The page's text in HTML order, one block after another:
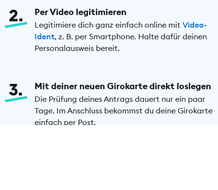
2 Per Video legitimieren
Legitimiere dich ganz einfach online mit Video-
Ident, z. B. per Smartphone. Halte dafür deinen
Personalausweis bereit.
3 Mit deiner neuen Girokarte direkt loslegen
Die Prüfung deines Antrags dauert nur ein paar
Tage. Im Anschluss bekommst du deine Girokarte
einfach per Post.